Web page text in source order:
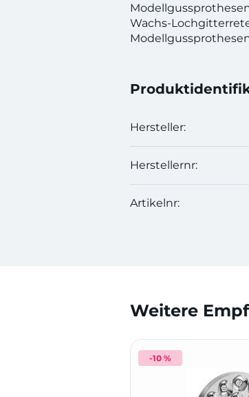
Wachs-
Hersteller:
Herstellernr:
Artikelnr:
Weitere
-10 %